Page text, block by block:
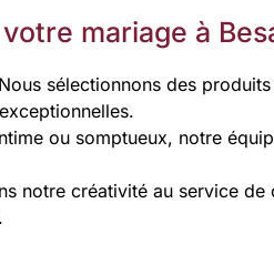
mariage à
Nous sélectionnons des
ou somptueux, notre
notre créativité au service